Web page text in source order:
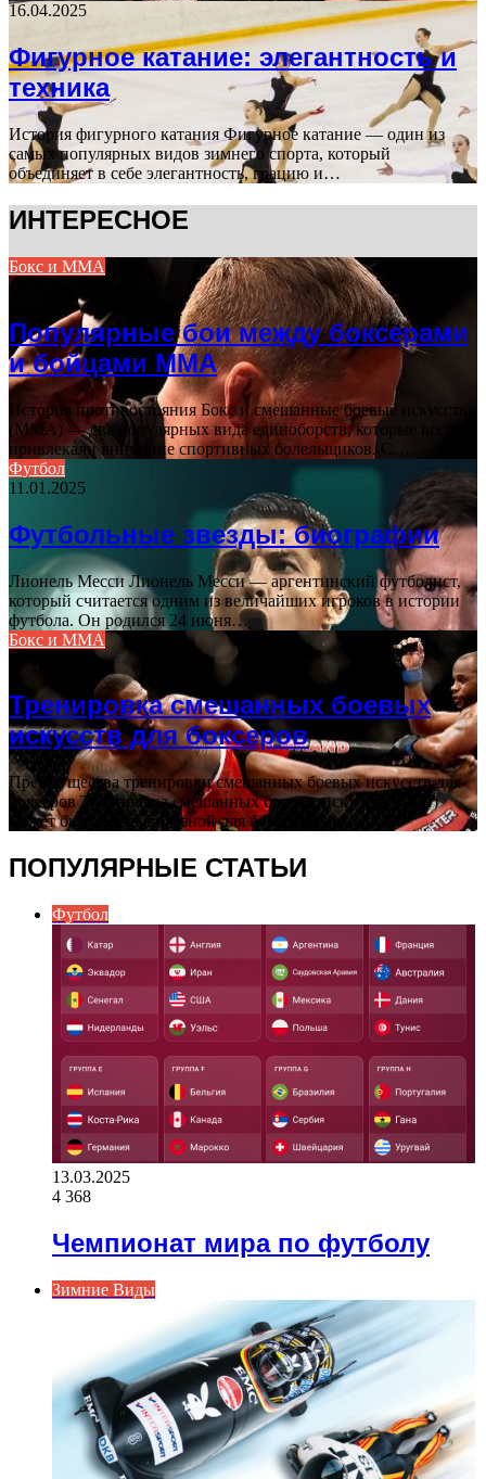
16.04.2025
Фигурное катание: элегантность и
техника
История фигурного катания Фигурное катание — один из
самых популярных видов зимнего спорта, который
объединяет в себе элегантность, грацию и…
ИНТЕРЕСНОЕ
Бокс и ММА
14.09.2025
Популярные бои между боксерами
и бойцами ММА
История противостояния Бокс и смешанные боевые искусства
(ММА) — два популярных вида единоборств, которые всегда
привлекали внимание спортивных болельщиков. С…
Футбол
11.01.2025
Футбольные звезды: биографии
Лионель Месси Лионель Месси — аргентинский футболист,
который считается одним из величайших игроков в истории
футбола. Он родился 24 июня…
Бокс и ММА
Тренировка смешанных боевых
искусств для боксеров
Преимущества тренировки смешанных боевых искусств для
боксеров Тренировка смешанных боевых искусств (СБИ)
может быть очень полезной для боксеров, так как…
ПОПУЛЯРНЫЕ СТАТЬИ
Футбол
13.03.2025
4 368
Чемпионат мира по футболу
Зимние Виды